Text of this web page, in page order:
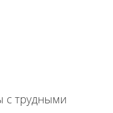
с трудными